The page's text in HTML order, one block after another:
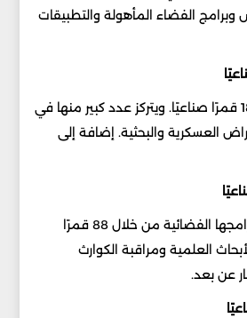
الفضاء المأهولة والتطبيقات
تمتلك روسيا حوالي 181 قمرًا صناعيًا. ويتركز عدد كبير منها في
العسكرية والبحثية. إضافة إلى
تواصل اليابان تطوير برامجها الفضائية من خلال 88 قمرًا
العلمية ومراقبة الكوارث
عن بعد.